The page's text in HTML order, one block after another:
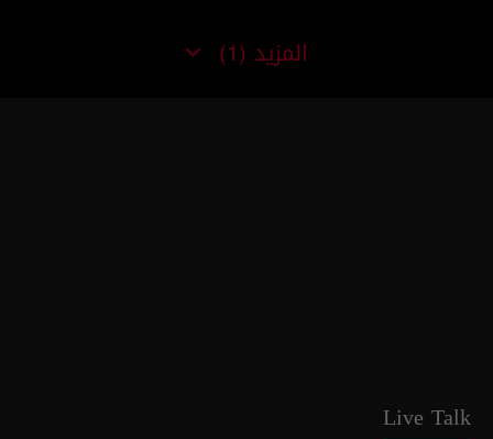
المزيد (1)
Live Talk